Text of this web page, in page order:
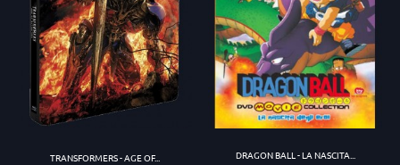
TRANSFORMERS - AGE OF... DRAGON BALL - LA NASCITA...